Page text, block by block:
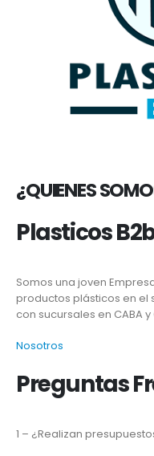
¿QUIENES
Plasticos
Somos una joven
productos plásticos en
con sucursales en CABA y
Nosotros
Preguntas
1 – ¿Realizan